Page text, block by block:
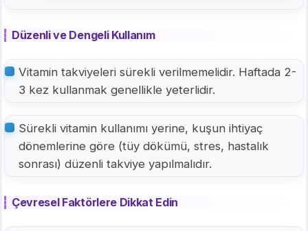
Düzenli ve Dengeli Kullanım
Vitamin takviyeleri sürekli verilmemelidir. Haftada 2-
3 kez kullanmak genellikle yeterlidir.
Sürekli vitamin kullanımı yerine, kuşun ihtiyaç
dönemlerine göre (tüy dökümü, stres, hastalık
sonrası) düzenli takviye yapılmalıdır.
Çevresel Faktörlere Dikkat Edin